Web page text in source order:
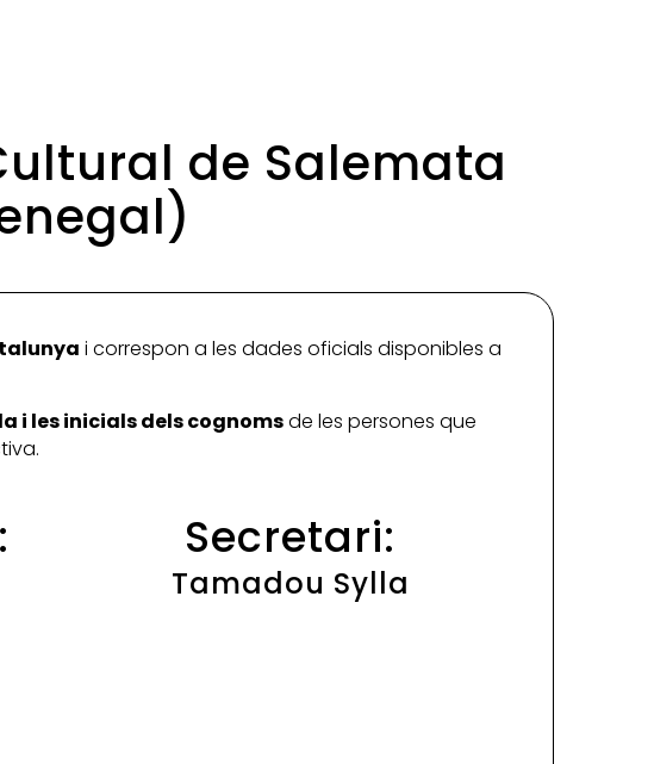
de Salemata
i correspon a les dades oficials disponibles a
i les inicials dels cognomsde les persones que
Secretari:
Tamadou Sylla